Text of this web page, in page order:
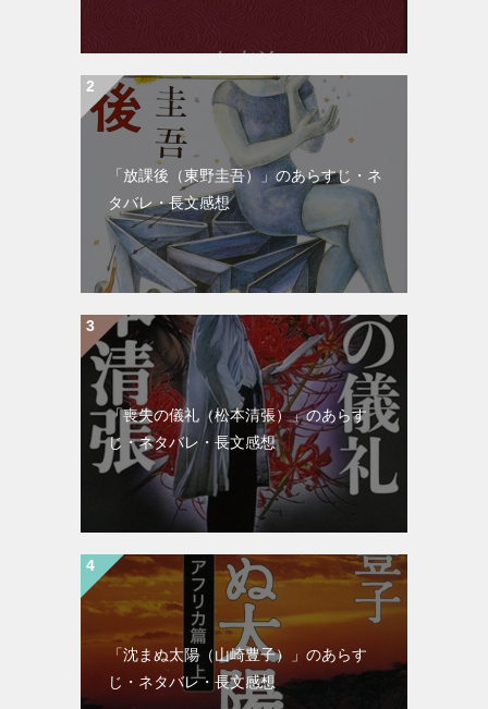
「放課後（東野圭吾）」のあらすじ・ネ
タバレ・長文感想
「喪失の儀礼（松本清張）」のあらす
じ・ネタバレ・長文感想
「沈まぬ太陽（山崎豊子）」のあらす
じ・ネタバレ・長文感想